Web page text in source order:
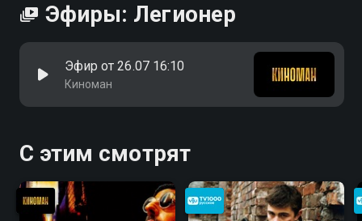
Эфиры: Легионер
Эфир от 26.07 16:10
Киноман
С этим смотрят